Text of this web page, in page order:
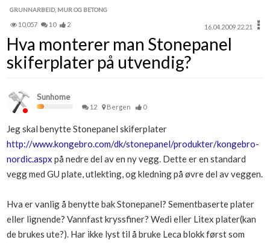
Papirer som mangler
Skaff dokumentasjon som mangler
Kundeservice
Se din bolig? Klikk her
Boligmappa+
Få mer ut av Boligmappa
GRUNNARBEID, MUR OG BETONG
10,057 10 2 16.04.2009 22.21
Hva monterer man Stonepanel
skiferplater på utvendig?
Sunhome
12 Bergen 0
Jeg skal benytte Stonepanel skiferplater
http://www.kongebro.com/dk/stonepanel/produkter/kongebro-
nordic.aspx på nedre del av en ny vegg. Dette er en standard
vegg med GU plate, utlekting, og kledning på øvre del av veggen.
Hva er vanlig å benytte bak Stonepanel? Sementbaserte plater
eller lignende? Vannfast kryssfiner? Wedi eller Litex plater(kan
de brukes ute?). Har ikke lyst til å bruke Leca blokk først som